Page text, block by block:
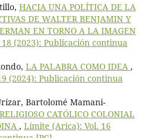
HACIA UNA POLÍTICA DE LA
DE WALTER BENJAMIN Y
EN TORNO A LA IMAGEN
(2023): Publicación continua
LA PALABRA COMO IDEA ,
(2024): Publicación continua
Bartolomé Mamani-
CATÓLICO COLONIAL
, Límite (Arica): Vol. 16